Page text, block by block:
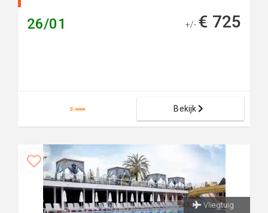
26/01 +/- € 725
Bekijk
Vliegtuig